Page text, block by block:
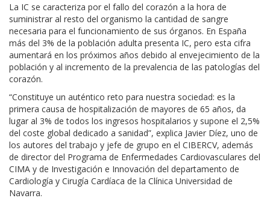
La IC se caracteriza por el fallo del corazón a la hora de
suministrar al resto del organismo la cantidad de sangre
necesaria para el funcionamiento de sus órganos. En España
más del 3% de la población adulta presenta IC, pero esta cifra
aumentará en los próximos años debido al envejecimiento de la
población y al incremento de la prevalencia de las patologías del
corazón.
“Constituye un auténtico reto para nuestra sociedad: es la
primera causa de hospitalización de mayores de 65 años, da
lugar al 3% de todos los ingresos hospitalarios y supone el 2,5%
del coste global dedicado a sanidad”, explica Javier Díez, uno de
los autores del trabajo y jefe de grupo en el CIBERCV, además
de director del Programa de Enfermedades Cardiovasculares del
CIMA y de Investigación e Innovación del departamento de
Cardiología y Cirugía Cardíaca de la Clínica Universidad de
Navarra.